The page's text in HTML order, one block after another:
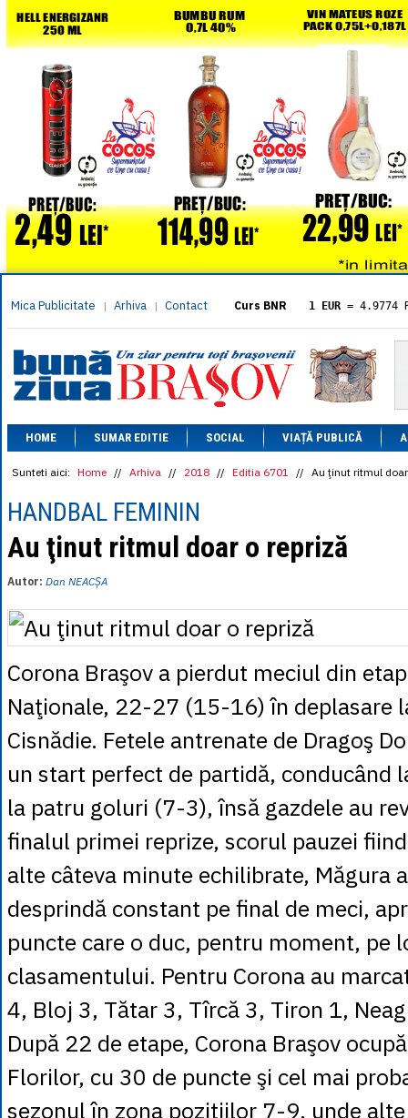
Mica Publicitate | Arhiva | Contact Curs BNR 1 EUR = 4.9774
= 5.8304
1 XAU= 464.4611
1 AED= 1.1933
1 AUD= 2.7957
1 BGN= 2.5449
1 CAD= 3.1559
1 CHF= 5.2813
1 CNY= 0.6015
1 HUF= 1.2223
1 INR= 0.0513
1 MXN
1 NOK
1 NZD= 2.6097
1 PLN = 1.1646
1 RSD = 0.0425
1 RUB
= 0.0530
1 SEK= 0.4526
1 TRY
= 0.1141
1 UAH= 0.1048
1 XDR
= 5.9383
1 ZAR= 0.2318
HOME SUMAR EDITIE SOCIAL VIAȚĂ PUBLICĂ
Sunteti aici: Home // Arhiva // 2018 // Editia 6701 // Au ţinut ritmul
HANDBAL FEMININ
Au ţinut ritmul doar o repriză
Autor: Dan NEACȘA
Corona Braşov a pierdut meciul din
Naţionale, 22-27 (15-16) în deplasare
Cisnădie. Fetele antrenate de Dragoş
un start perfect de partidă, conducând
la patru goluri (7-3), însă gazdele au
finalul primei reprize, scorul pauzei
alte câteva minute echilibrate, Măgura
desprindă constant pe final de meci,
puncte care o duc, pentru moment, pe
clasamentului. Pentru Corona au
4, Bloj 3, Tătar 3, Tîrcă 3, Tiron 1,
După 22 de etape, Corona Braşov
Florilor, cu 30 de puncte şi cel mai
sezonul în zona poziţiilor 7-9, unde